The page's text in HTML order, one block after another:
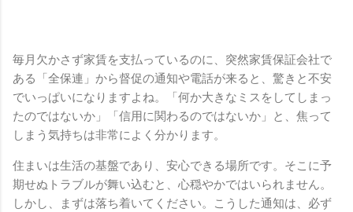
毎月欠かさず家賃を支払っているのに、突然家賃保証会社で
ある「全保連」から督促の通知や電話が来ると、驚きと不安
でいっぱいになりますよね。「何か大きなミスをしてしまっ
たのではないか」「信用に関わるのではないか」と、焦って
しまう気持ちは非常によく分かります。
住まいは生活の基盤であり、安心できる場所です。そこに予
期せぬトラブルが舞い込むと、心穏やかではいられません。
しかし、まずは落ち着いてください。こうした通知は、必ず